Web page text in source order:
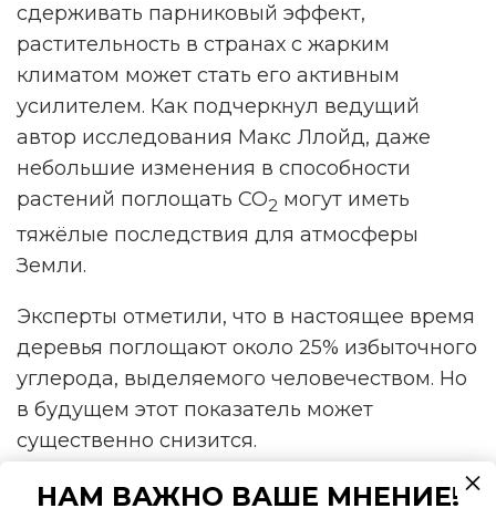
сдерживать парниковый эффект,
растительность в странах с жарким
климатом может стать его активным
усилителем. Как подчеркнул ведущий
автор исследования Макс Ллойд, даже
небольшие изменения в способности
растений поглощать CO2 могут иметь
тяжёлые последствия для атмосферы
Земли.
Эксперты отметили, что в настоящее время
деревья поглощают около 25% избыточного
углерода, выделяемого человечеством. Но
в будущем этот показатель может
существенно снизится.
Ллойд рассказал о дальнейших планах
НАМ ВАЖНО ВАШЕ МНЕНИЕ!